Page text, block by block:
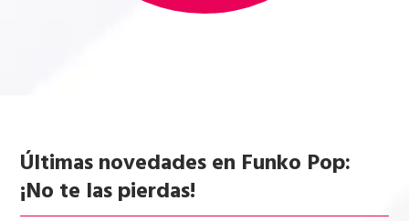
Últimas novedades en Funko Pop:
¡No te las pierdas!